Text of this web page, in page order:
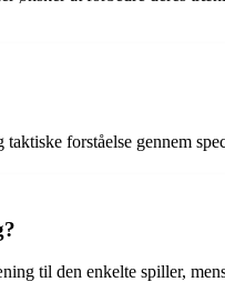
forståelse gennem
til den enkelte spiller,